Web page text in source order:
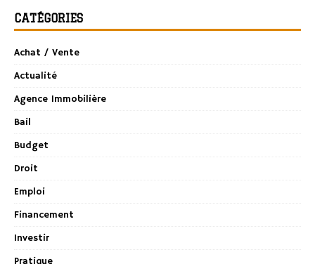
CATÉGORIES
Achat / Vente
Actualité
Agence Immobilière
Bail
Budget
Droit
Emploi
Financement
Investir
Pratique